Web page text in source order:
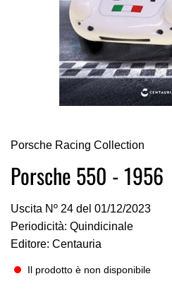
all'inizio
della
galleria
immagini
Porsche Racing Collection
Porsche 550 - 1956
Uscita Nº 24 del 01/12/2023
Periodicità: Quindicinale
Editore: Centauria
Il prodotto è non disponibile